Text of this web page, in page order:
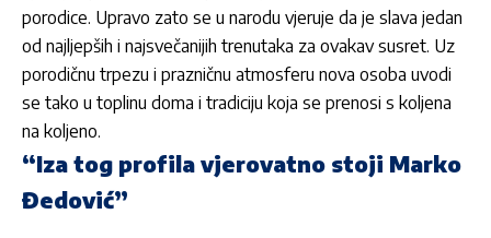
porodice. Upravo zato se u narodu vjeruje da je slava jedan
od najljepših i najsvečanijih trenutaka za ovakav susret. Uz
porodičnu trpezu i prazničnu atmosferu nova osoba uvodi
se tako u toplinu doma i tradiciju koja se prenosi s koljena
na koljeno.
“Iza tog profila vjerovatno stoji Marko
Đedović”